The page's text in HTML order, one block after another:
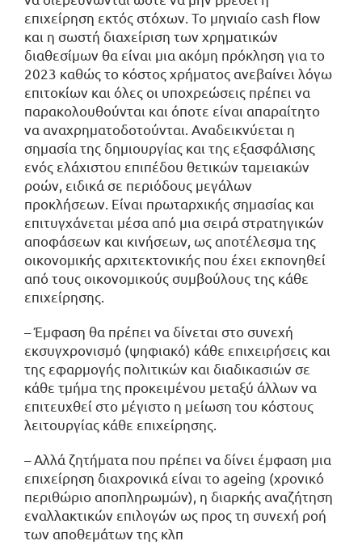
επιχείρηση εκτός στόχων. Το μηνιαίο cash flow
και η σωστή διαχείριση των χρηματικών
διαθεσίμων θα είναι μια ακόμη πρόκληση για το
2023 καθώς το κόστος χρήματος ανεβαίνει λόγω
επιτοκίων και όλες οι υποχρεώσεις πρέπει να
παρακολουθούνται και όποτε είναι απαραίτητο
να αναχρηματοδοτούνται. Αναδεικνύεται η
σημασία της δημιουργίας και της εξασφάλισης
ενός ελάχιστου επιπέδου θετικών ταμειακών
ροών, ειδικά σε περιόδους μεγάλων
προκλήσεων. Είναι πρωταρχικής σημασίας και
επιτυγχάνεται μέσα από μια σειρά στρατηγικών
αποφάσεων και κινήσεων, ως αποτέλεσμα της
οικονομικής αρχιτεκτονικής που έχει εκπονηθεί
από τους οικονομικούς συμβούλους της κάθε
επιχείρησης.
– Έμφαση θα πρέπει να δίνεται στο συνεχή
εκσυγχρονισμό (ψηφιακό) κάθε επιχειρήσεις και
της εφαρμογής πολιτικών και διαδικασιών σε
κάθε τμήμα της προκειμένου μεταξύ άλλων να
επιτευχθεί στο μέγιστο η μείωση του κόστους
λειτουργίας κάθε επιχείρησης.
– Αλλά ζητήματα που πρέπει να δίνει έμφαση μια
επιχείρηση διαχρονικά είναι το ageing (χρονικό
περιθώριο αποπληρωμών), η διαρκής αναζήτηση
εναλλακτικών επιλογών ως προς τη συνεχή ροή
των αποθεμάτων της κλπ